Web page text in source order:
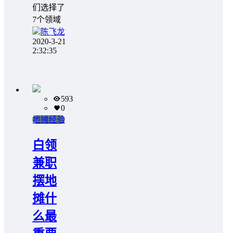
们选择了
7个领域
陈飞龙
2020-3-21
2:32:35
593
0
地摊经验
白领
兼职
摆地
摊什
么最